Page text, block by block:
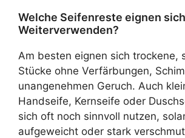
Welche Seifenreste eignen
Weiterverwenden?
Am besten eignen sich trockene,
Stücke ohne Verfärbungen,
unangenehmen Geruch. Auch
Handseife, Kernseife oder
sich oft noch sinnvoll nutzen,
aufgeweicht oder stark